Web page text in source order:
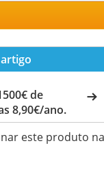
de
8,90€/ano.
este produto na